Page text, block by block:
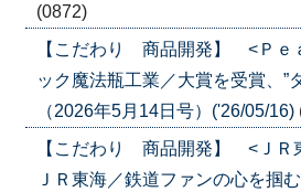
(0872)
【こだわり 商品開発】 <Ｐｅ
ック魔法瓶工業／大賞を受賞、”
（2026年5月14日号）('26/05/16)
【こだわり 商品開発】 <ＪＲ
ＪＲ東海／鉄道ファンの心を掴